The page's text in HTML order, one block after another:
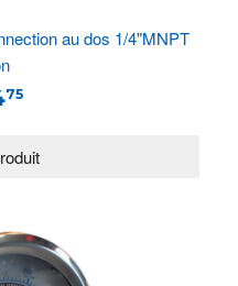
au dos 1/4"MNPT
75